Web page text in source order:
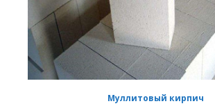
Муллитовый кирпич